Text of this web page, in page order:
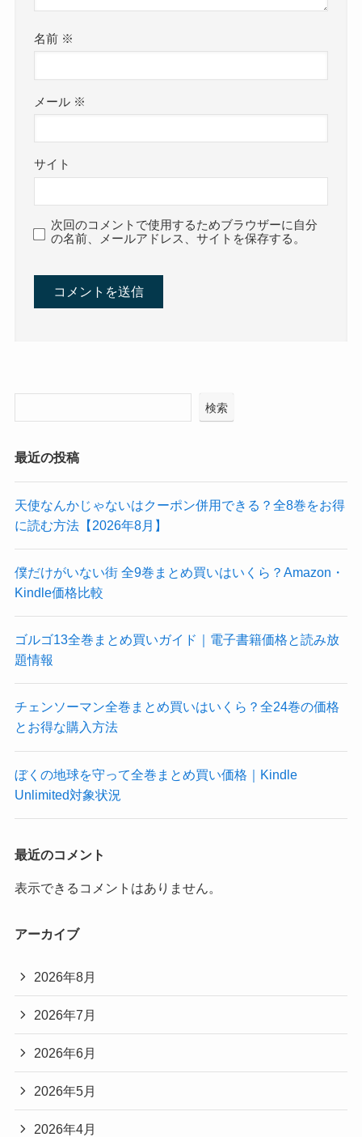
名前 ※
メール ※
サイト
次回のコメントで使用するためブラウザーに自分
の名前、メールアドレス、サイトを保存する。
検索
最近の投稿
天使なんかじゃないはクーポン併用できる？全8巻をお得
に読む方法【2026年8月】
僕だけがいない街 全9巻まとめ買いはいくら？Amazon・
Kindle価格比較
ゴルゴ13全巻まとめ買いガイド｜電子書籍価格と読み放
題情報
チェンソーマン全巻まとめ買いはいくら？全24巻の価格
とお得な購入方法
ぼくの地球を守って全巻まとめ買い価格｜Kindle
Unlimited対象状況
最近のコメント
表示できるコメントはありません。
アーカイブ
2026年8月
2026年7月
2026年6月
2026年5月
2026年4月